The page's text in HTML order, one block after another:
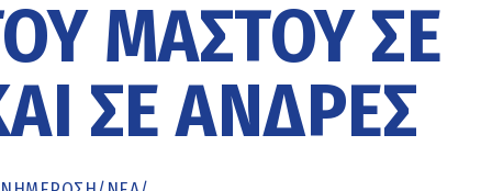
ΜΑΣΤΟΎ ΣΕ
ΣΕ ΆΝΔΡΕΣ